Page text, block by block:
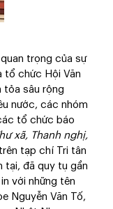
trọng của sự
tổ chức Hội Văn
tỏa sâu rộng
nước, các nhóm
tổ chức báo
xã, Thanh nghị,
tạp chí Tri tân
tại, đã quy tụ gần
với những tên
Nguyễn Văn Tố,